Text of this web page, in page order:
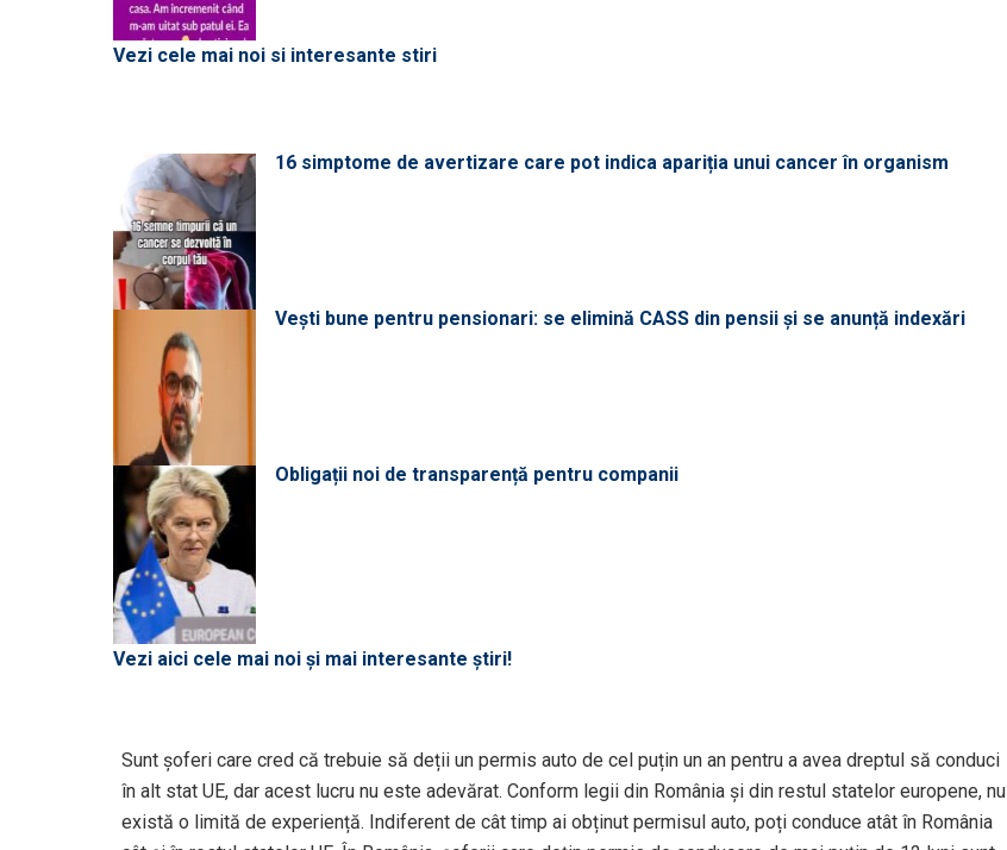
Vezi cele mai noi si interesante stiri
16 simptome de avertizare care pot indica apariția unui cancer în organism
Vești bune pentru pensionari: se elimină CASS din pensii și se anunță indexări
Obligații noi de transparență pentru companii
Vezi aici cele mai noi și mai interesante știri!
Sunt șoferi care cred că trebuie să deții un permis auto de cel puțin un an pentru a avea dreptul să conduci
în alt stat UE, dar acest lucru nu este adevărat. Conform legii din România și din restul statelor europene, nu
există o limită de experiență. Indiferent de cât timp ai obținut permisul auto, poți conduce atât în România